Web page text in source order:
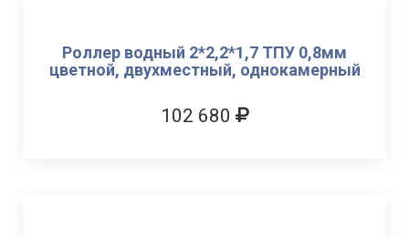
Роллер водный 2*2,2*1,7 ТПУ 0,8мм
цветной, двухместный, однокамерный
102 680